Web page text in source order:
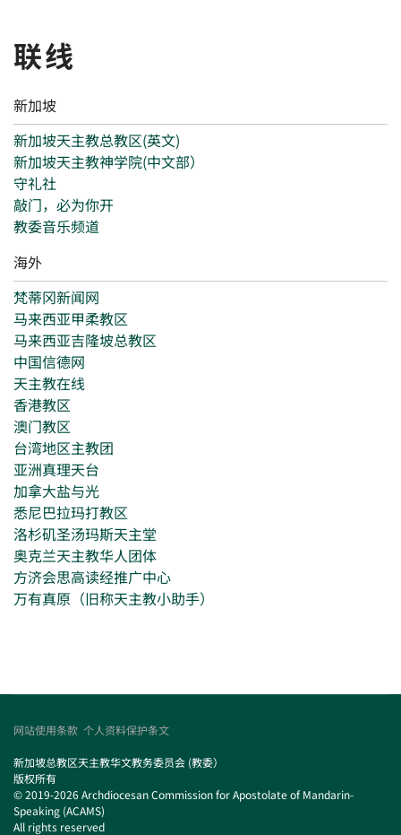
联线
新加坡
新加坡天主教总教区(英文)
新加坡天主教神学院(中文部）
守礼社
敲门，必为你开
教委音乐频道
海外
梵蒂冈新闻网
马来西亚甲柔教区
马来西亚吉隆坡总教区
中国信德网
天主教在线
香港教区
澳门教区
台湾地区主教团
亚洲真理天台
加拿大盐与光
悉尼巴拉玛打教区
洛杉矶圣汤玛斯天主堂
奥克兰天主教华人团体
方济会思高读经推广中心
万有真原（旧称天主教小助手）
网站使用条款 个人资料保护条文
新加坡总教区天主教华文教务委员会 (教委）
版权所有
© 2019-2026 Archdiocesan Commission for Apostolate of Mandarin-
Speaking (ACAMS)
All rights reserved